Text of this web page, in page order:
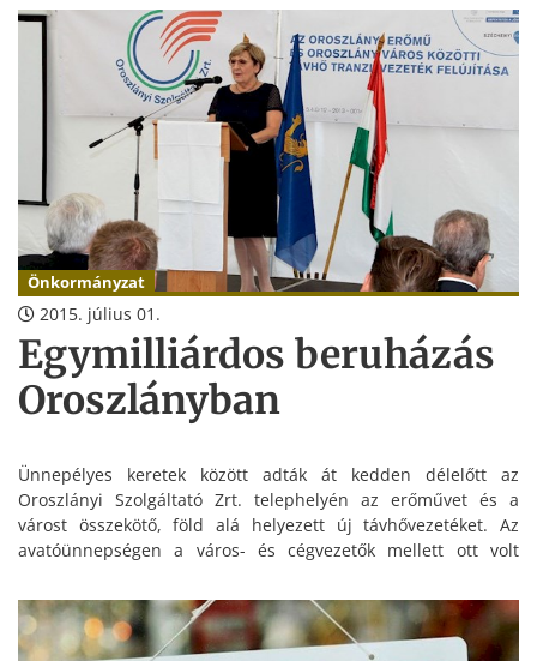
Önkormányzat
2015. július 01.
Egymilliárdos beruházás
Oroszlányban
Ünnepélyes keretek között adták át kedden délelőtt az
Oroszlányi Szolgáltató Zrt. telephelyén az erőművet és a
várost összekötő, föld alá helyezett új távhővezetéket. Az
avatóünnepségen a város- és cégvezetők mellett ott volt
szolgáltatásokért és postaügyekért felelős államtitkára is.